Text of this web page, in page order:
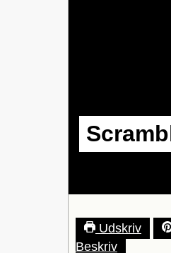
Udskriv
Beskriv